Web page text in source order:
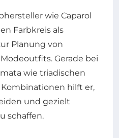
wie Caparol
Farbkreis als
Planung von
Gerade bei
wie triadischen
hilft er,
und gezielt
schaffen.